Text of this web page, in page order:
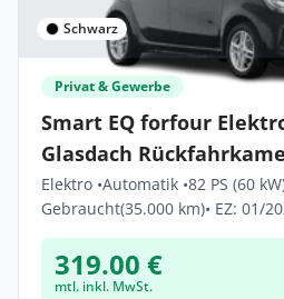
Schwarz
Privat & Gewerbe
Smart EQ forfour
Glasdach
Allwetterreifen
Elektro •Automatik •82 PS (60
Gebraucht(35.000 km)• EZ: 01/
319.00 €
mtl. inkl. MwSt.